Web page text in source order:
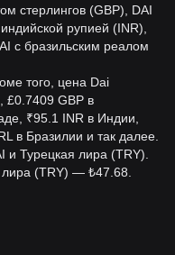
стерлингов (GBP), DAI
рупией (INR),
с бразильским реалом
того, цена Dai
£0.7409 GBP в
₹95.1 INR в Индии,
в Бразилии и так далее.
Турецкая лира (TRY).
(TRY) — ₺47.68.